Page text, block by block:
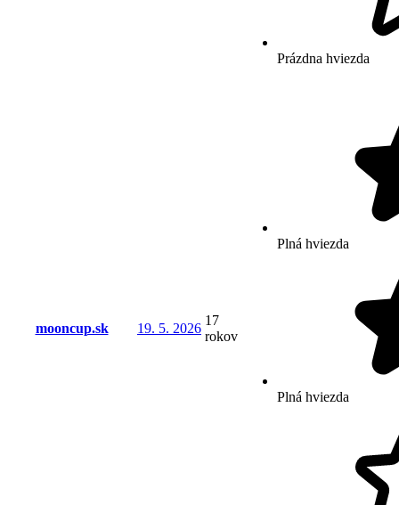
Prázdna hviezda
mooncup.sk 19. 5. 2026
17
rokov
Plná hviezda
Plná hviezda